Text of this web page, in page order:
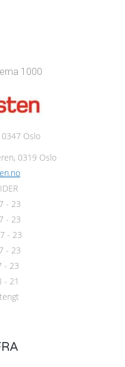
1000
Oslo
0319 Oslo
- 23
- 23
- 23
- 23
- 23
- 21